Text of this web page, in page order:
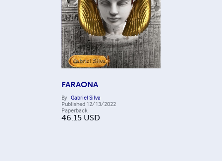
FARAONA
By Gabriel Silva
Published 12/13/2022
Paperback
46.15 USD